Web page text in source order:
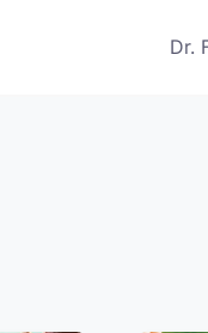
Dr.